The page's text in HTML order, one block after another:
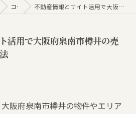
コラム 不動産情報とサイト活用で大阪府泉南市樽井の売買を成功させる方法
活用で大阪府泉南市樽井の売
阪府泉南市樽井の物件やエリア